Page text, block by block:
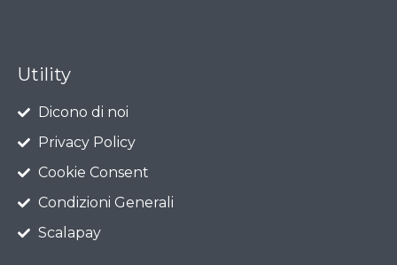
Utility
Dicono di noi
Privacy Policy
Cookie Consent
Condizioni Generali
Scalapay